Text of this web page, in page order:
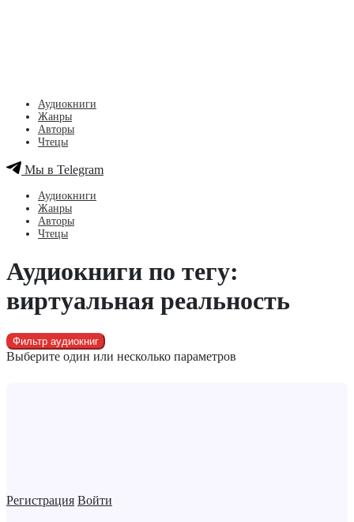
Регистрация Войти
Аудиокниги
Жанры
Авторы
Чтецы
Мы в Telegram
Аудиокниги
Жанры
Авторы
Чтецы
Аудиокниги по тегу:
виртуальная реальность
Фильтр аудиокниг
Выберите один или несколько параметров